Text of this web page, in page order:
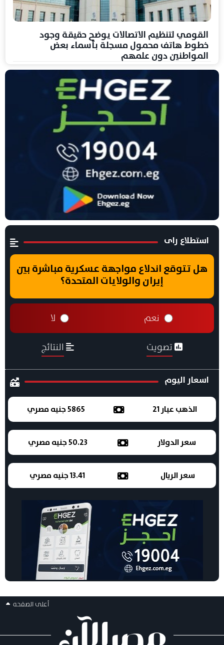
القومي لتنظيم الاتصالات يوضح حقيقة وجود
خطوط هاتف محمول مسجلة بأسماء بعض
المواطنين دون علمهم
استطلاع راى
هل تتوقع اندلاع مواجهة عسكرية مباشرة بين
إيران والولايات المتحدة؟
نعم لا
تصويت النتائج
اسعار اليوم
الذهب عيار 21 5865 جنيه مصري
سعر الدولار 50.23 جنيه مصري
سعر الريال 13.41 جنيه مصري
أعلى الصفحه